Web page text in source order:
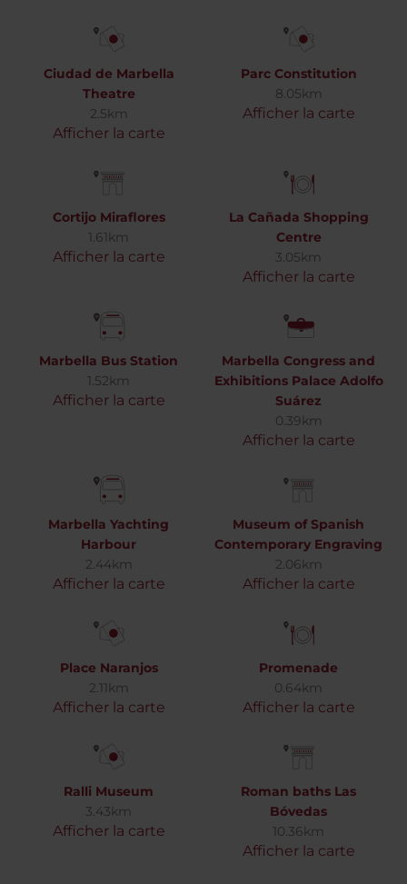
Ciudad de Marbella
Theatre
2.5km
Afficher la carte
Parc Constitution
8.05km
Afficher la carte
Cortijo Miraflores
1.61km
Afficher la carte
La Cañada Shopping
Centre
3.05km
Afficher la carte
Marbella Bus Station
1.52km
Afficher la carte
Marbella Congress and
Exhibitions Palace Adolfo
Suárez
0.39km
Afficher la carte
Marbella Yachting
Harbour
2.44km
Afficher la carte
Museum of Spanish
Contemporary Engraving
2.06km
Afficher la carte
Place Naranjos
2.11km
Afficher la carte
Promenade
0.64km
Afficher la carte
Ralli Museum
3.43km
Afficher la carte
Roman baths Las
Bóvedas
10.36km
Afficher la carte